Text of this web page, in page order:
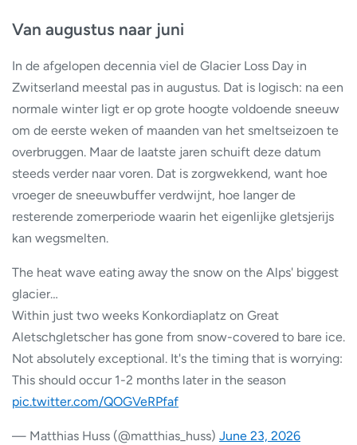
Van augustus naar juni
In de afgelopen decennia viel de Glacier Loss Day in
Zwitserland meestal pas in augustus. Dat is logisch: na een
normale winter ligt er op grote hoogte voldoende sneeuw
om de eerste weken of maanden van het smeltseizoen te
overbruggen. Maar de laatste jaren schuift deze datum
steeds verder naar voren. Dat is zorgwekkend, want hoe
vroeger de sneeuwbuffer verdwijnt, hoe langer de
resterende zomerperiode waarin het eigenlijke gletsjerijs
kan wegsmelten.
The heat wave eating away the snow on the Alps' biggest
glacier…
Within just two weeks Konkordiaplatz on Great
Aletschgletscher has gone from snow-covered to bare ice.
Not absolutely exceptional. It's the timing that is worrying:
This should occur 1-2 months later in the season
pic.twitter.com/QOGVeRPfaf
— Matthias Huss (@matthias_huss) June 23, 2026